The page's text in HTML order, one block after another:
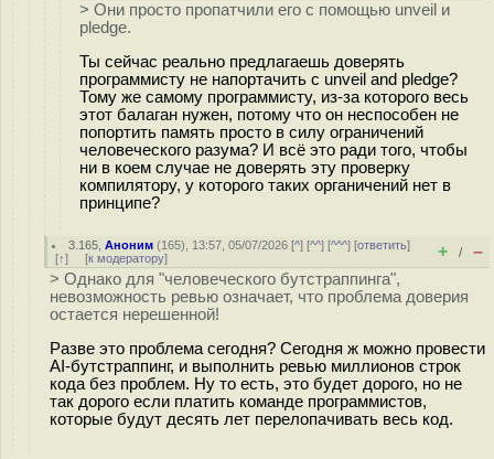
> Они просто пропатчили его с помощью unveil и
pledge.
Ты сейчас реально предлагаешь доверять
программисту не напортачить с unveil and pledge?
Тому же самому программисту, из-за которого весь
этот балаган нужен, потому что он неспособен не
попортить память просто в силу ограничений
человеческого разума? И всё это ради того, чтобы
ни в коем случае не доверять эту проверку
компилятору, у которого таких органичений нет в
принципе?
3.165 ,Аноним (165), 13:57, 05/07/2026 [^] [^^] [^^^] [ответить]
[↑] [к модератору] + / –
> Однако для "человеческого бутстраппинга",
невозможность ревью означает, что проблема доверия
остается нерешенной!
Разве это проблема сегодня? Сегодня ж можно провести
AI-бутстраппинг, и выполнить ревью миллионов строк
кода без проблем. Ну то есть, это будет дорого, но не
так дорого если платить команде программистов,
которые будут десять лет перелопачивать весь код.